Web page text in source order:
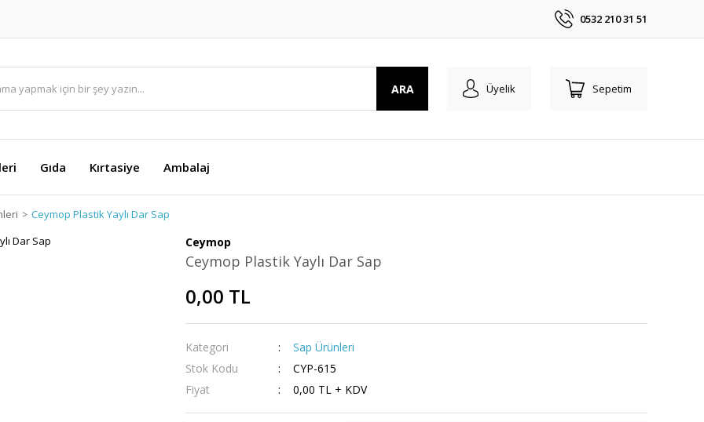
0532 210 31 51
ARA Üyelik Sepetim
Gıda Kırtasiye Ambalaj
Ceymop Plastik Yaylı Dar Sap
Ceymop
Ceymop Plastik Yaylı Dar Sap
0,00 TL
Kategori
Sap Ürünleri
Stok Kodu
CYP-615
Fiyat
0,00 TL + KDV